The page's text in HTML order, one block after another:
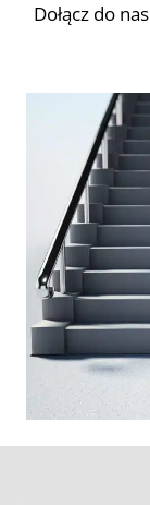
Dołącz do